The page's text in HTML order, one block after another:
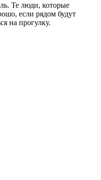
Те люди, которые
если рядом будут
на прогулку.